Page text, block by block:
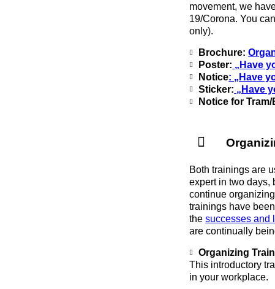
movement, we
19/Corona. You
only).
Brochure:
Poster: „Have
Notice: „Have
Sticker: „Have
Notice for
Both trainings are
expert in two days,
continue
trainings have
thesuccesses and
are continually
Organizing
This introductory
in your workplace.